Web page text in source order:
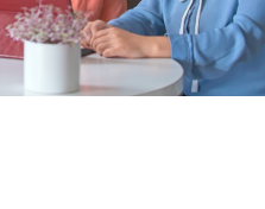
님을 증거할 때까지 어떻게
는 사람은 본분 이행이 아
실행해 하나님께 순종할